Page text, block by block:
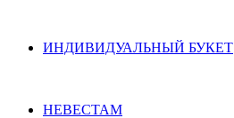
ИНДИВИДУАЛЬНЫЙ БУКЕТ
НЕВЕСТАМ